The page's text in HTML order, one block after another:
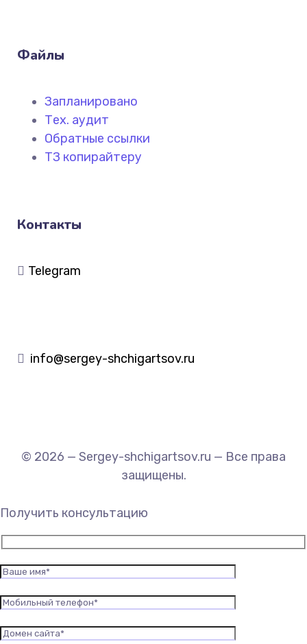
Файлы
Запланировано
Тех. аудит
Обратные ссылки
ТЗ копирайтеру
Контакты
Telegram
info@sergey-shchigartsov.ru
© 2026 — Sergey-shchigartsov.ru — Все права
защищены.
Получить консультацию